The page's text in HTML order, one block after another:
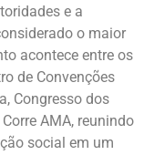
e a
o maior
acontece entre os
de Convenções
Congresso dos
AMA, reunindo
social em um